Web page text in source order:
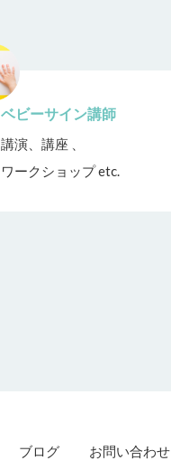
ベビーサイン講師
講演、講座 、
ワークショップ etc.
ブログ お問い合わせ